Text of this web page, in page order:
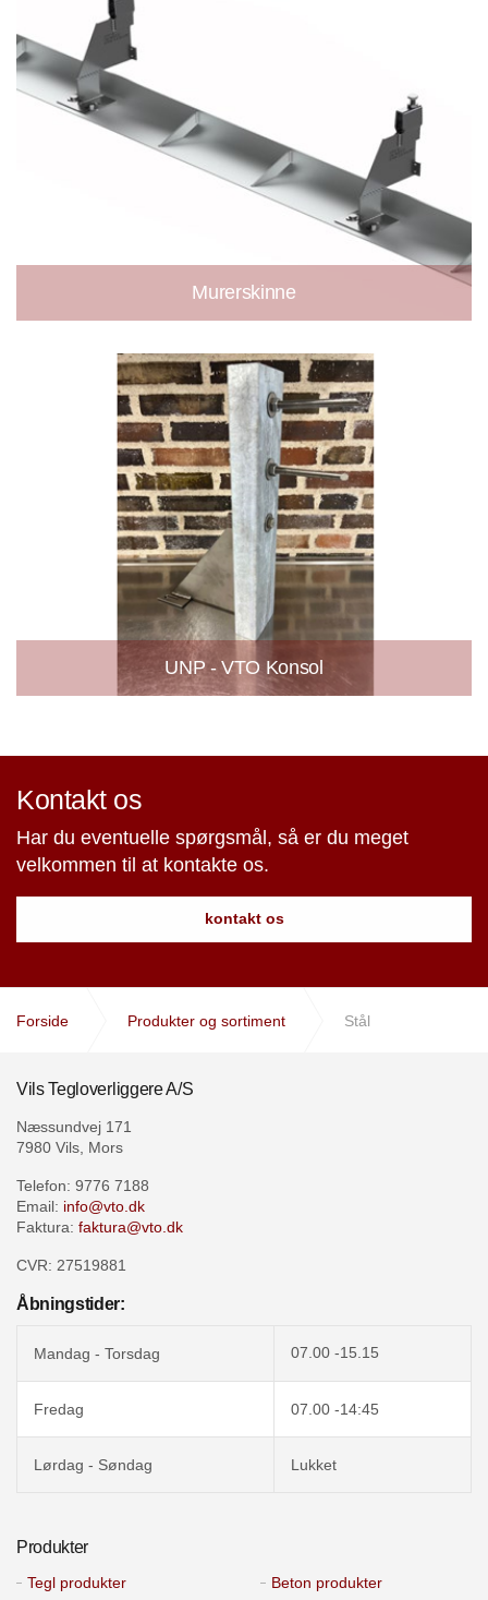
Murerskinne
UNP - VTO Konsol
Kontakt os
Har du eventuelle spørgsmål, så er du meget
velkommen til at kontakte os.
kontakt os
Forside Produkter og sortiment Stål
Vils Tegloverliggere A/S
Næssundvej 171
7980 Vils, Mors
Telefon: 9776 7188
Email: info@vto.dk
Faktura: faktura@vto.dk
CVR: 27519881
Åbningstider:
Mandag - Torsdag 07.00 -15.15
Fredag 07.00 -14:45
Lørdag - Søndag Lukket
Produkter
Tegl produkter
Beton produkter